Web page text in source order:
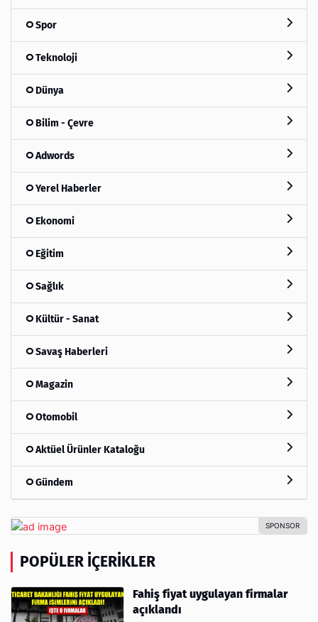
Spor
Teknoloji
Dünya
Bilim - Çevre
Adwords
Yerel Haberler
Ekonomi
Eğitim
Sağlık
Kültür - Sanat
Savaş Haberleri
Magazin
Otomobil
Aktüel Ürünler Kataloğu
Gündem
POPÜLER İÇERIKLER
Fahiş fiyat uygulayan firmalar
açıklandı